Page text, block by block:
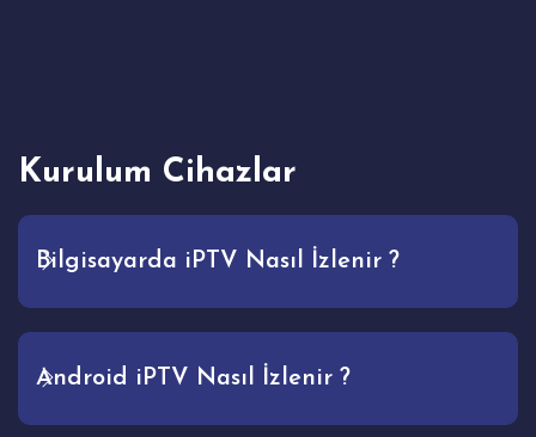
Kurulum Cihazlar
Bilgisayarda iPTV Nasıl İzlenir ?
Android iPTV Nasıl İzlenir ?